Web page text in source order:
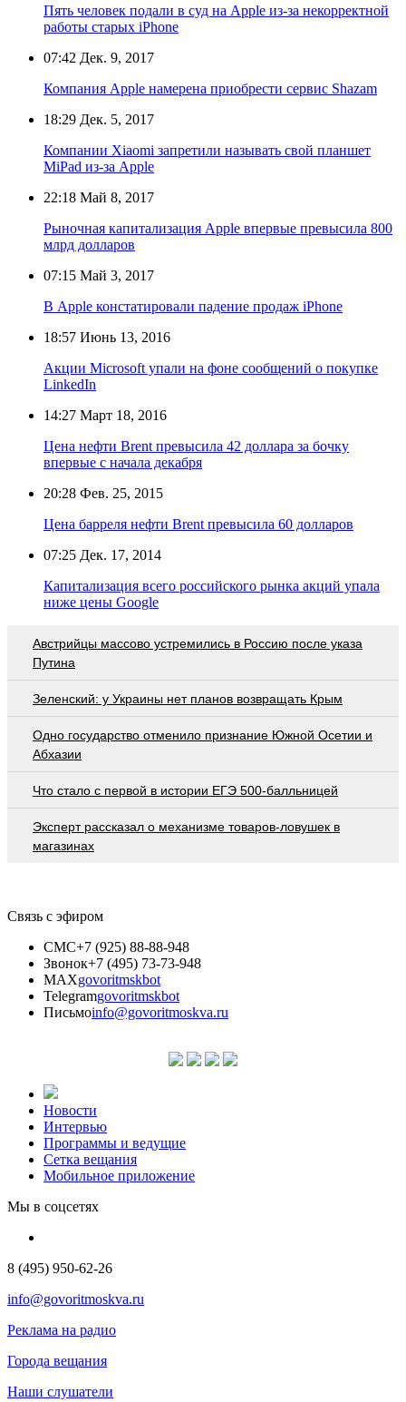
Пять человек подали в суд на Apple из-за некорректной
работы старых iPhone
07:42 Дек. 9, 2017
Компания Apple намерена приобрести сервис Shazam
18:29 Дек. 5, 2017
Компании Xiaomi запретили называть свой планшет
MiPad из-за Apple
22:18 Май 8, 2017
Рыночная капитализация Apple впервые превысила 800
млрд долларов
07:15 Май 3, 2017
В Apple констатировали падение продаж iPhone
18:57 Июнь 13, 2016
Акции Microsoft упали на фоне сообщений о покупке
LinkedIn
14:27 Март 18, 2016
Цена нефти Brent превысила 42 доллара за бочку
впервые с начала декабря
20:28 Фев. 25, 2015
Цена барреля нефти Brent превысила 60 долларов
07:25 Дек. 17, 2014
Капитализация всего российского рынка акций упала
ниже цены Google
Австрийцы массово устремились в Россию после указа
Путина
Зеленский: у Украины нет планов возвращать Крым
Одно государство отменило признание Южной Осетии и
Абхазии
Что стало с первой в истории ЕГЭ 500-балльницей
Эксперт рассказал о механизме товаров-ловушек в
магазинах
Связь с эфиром
СМС+7 (925) 88-88-948
Звонок+7 (495) 73-73-948
MAXgovoritmskbot
Telegramgovoritmskbot
Письмоinfo@govoritmoskva.ru
Новости
Интервью
Программы и ведущие
Сетка вещания
Мобильное приложение
Мы в соцсетях
8 (495) 950-62-26
info@govoritmoskva.ru
Реклама на радио
Города вещания
Наши слушатели